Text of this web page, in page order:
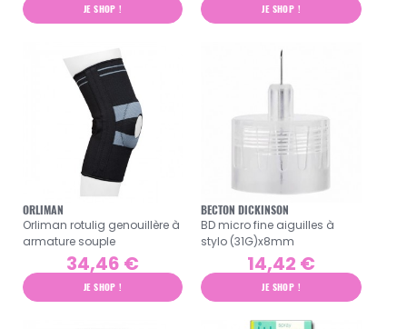
JE SHOP ! JE SHOP !
ORLIMAN
Orliman rotulig genouillère à
armature souple
34,46 €
JE SHOP !
BECTON DICKINSON
BD micro fine aiguilles à
stylo (31G)x8mm
14,42 €
JE SHOP !